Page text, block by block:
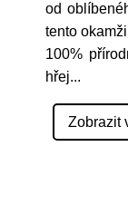
od
tento
100%
hřej...
Zobrazit